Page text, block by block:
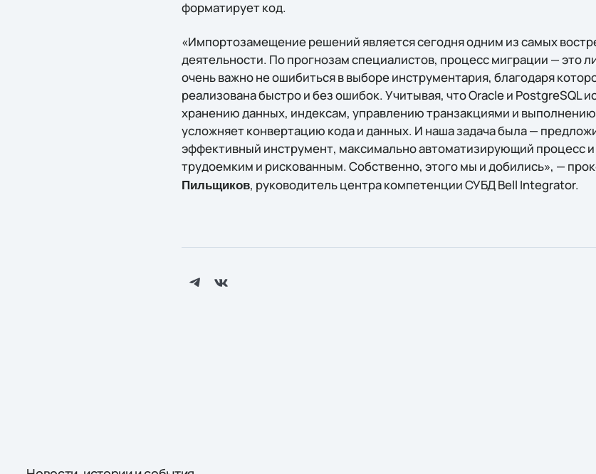
форматирует код.
«Импортозамещение решений является сегодня одним из самых
деятельности. По прогнозам специалистов, процесс миграции — это
очень важно не ошибиться в выборе инструментария, благодаря
реализована быстро и без ошибок. Учитывая, что Oracle и PostgreSQL
хранению данных, индексам, управлению транзакциями и
усложняет конвертацию кода и данных. И наша задача была —
эффективный инструмент, максимально автоматизирующий процесс
трудоемким и рискованным. Собственно, этого мы и добились», —
Пильщиков, руководитель центра компетенции СУБД Bell Integrator.